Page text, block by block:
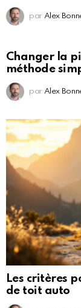
par Alex
Changer la
méthode
par Alex
Les critères
de toit auto